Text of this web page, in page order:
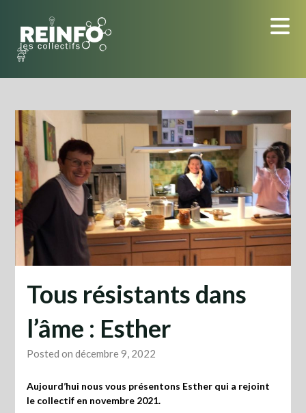
content
Tous résistants dans
l’âme : Esther
Posted on décembre 9, 2022
Aujourd’hui nous vous présentons Esther qui a rejoint
le collectif en novembre 2021.